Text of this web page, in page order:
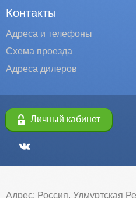
Контакты
Адреса и телефоны
Схема проезда
Адреса дилеров
Личный кабинет
Адрес: Россия, Удмуртская